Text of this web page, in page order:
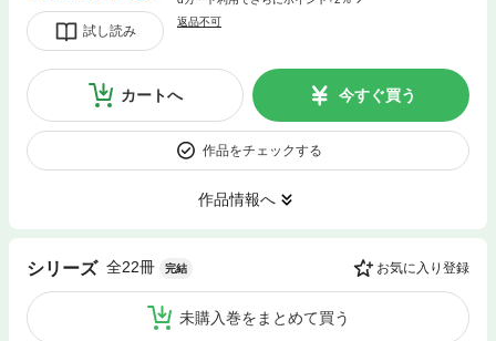
試し読み
返品不可
カートへ 今すぐ買う
作品をチェックする
作品情報へ
シリーズ 全22冊 完結 お気に入り登録
未購入巻をまとめて買う